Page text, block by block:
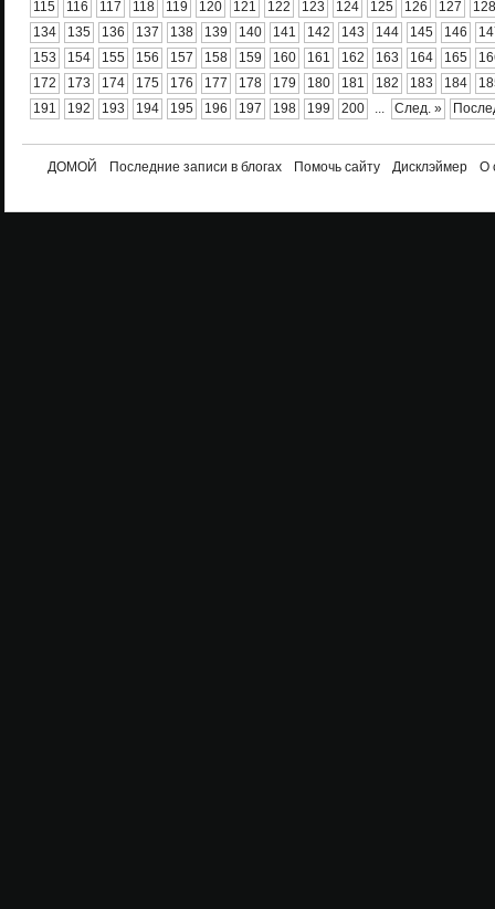
115 116 117 118 119 120 121 122 123 124 125 126 127
128
134
135 136 137 138 139 140 141 142 143 144 145 146
153
154 155 156 157 158 159 160 161 162 163 164 165
172
173 174 175 176 177 178 179 180 181 182 183 184
191
192 193 194 195 196 197 198 199 200 ... След. »
ДОМОЙ Последние записи в блогах Помочь сайту Дисклэймер О